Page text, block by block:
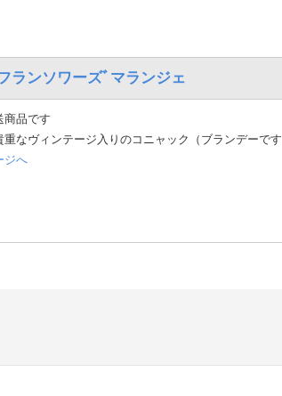
ランソワーズﾞマランジェ
商品です
重なヴィンテージ入りのコニャック（ブランデーです
ジへ